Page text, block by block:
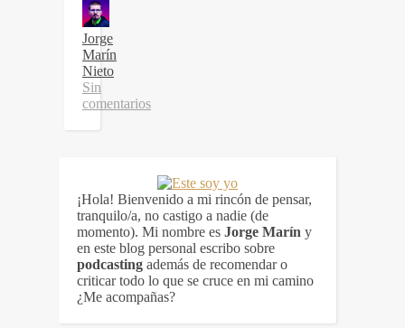
Jorge
Marín
Nieto
Sin
comentarios
¡Hola! Bienvenido a mi rincón de pensar,
tranquilo/a, no castigo a nadie (de
momento). Mi nombre es Jorge Marín y
en este blog personal escribo sobre
podcasting además de recomendar o
criticar todo lo que se cruce en mi camino
¿Me acompañas?